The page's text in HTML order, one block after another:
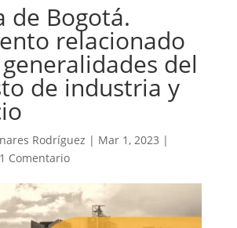
de Bogotá.
relacionado
del
de industria y
Rodríguez | Mar 1, 2023 |
1 Comentario